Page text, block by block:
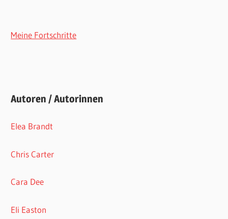
Meine Fortschritte
Autoren / Autorinnen
Elea Brandt
Chris Carter
Cara Dee
Eli Easton